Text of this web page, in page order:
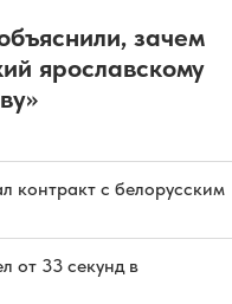
зачем
ярославскому
контракт с белорусским
от 33 секунд в